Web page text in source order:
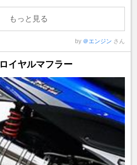
もっと見る
by ＠エンジン さん
イヤルマフラー